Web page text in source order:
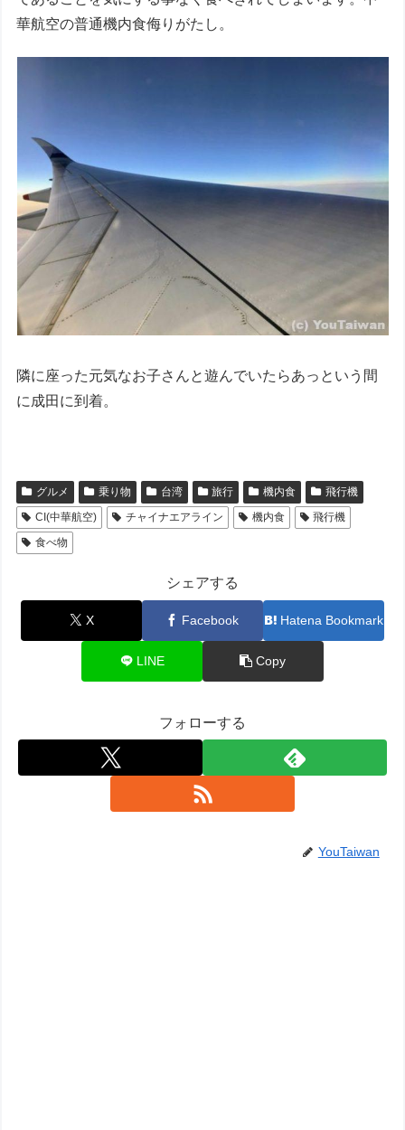
華航空の普通機内食侮りがたし。
隣に座った元気なお子さんと遊んでいたらあっという間
に成田に到着。
グルメ 乗り物 台湾 旅行 機内食
飛行機
CI(中華航空)
チャイナエアライン 機内食
飛行機
食べ物
シェアする
X Facebook Hatena Bookmark
LINE Copy
フォローする
YouTaiwan